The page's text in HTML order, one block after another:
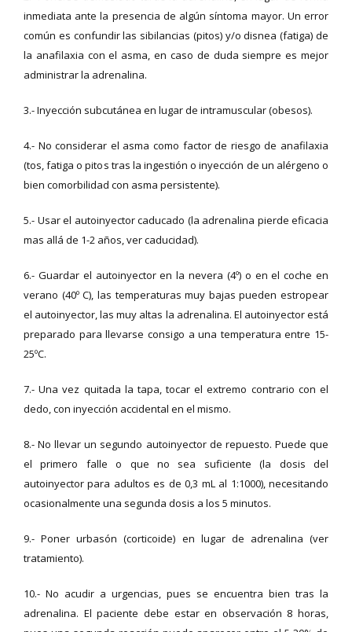
inmediata ante la presencia de algún síntoma mayor. Un error
común es confundir las sibilancias (pitos) y/o disnea (fatiga) de
la anafilaxia con el asma, en caso de duda siempre es mejor
administrar la adrenalina.
3.- Inyección subcutánea en lugar de intramuscular (obesos).
4.- No considerar el asma como factor de riesgo de anafilaxia
(tos, fatiga o pitos tras la ingestión o inyección de un alérgeno o
bien comorbilidad con asma persistente).
5.- Usar el autoinyector caducado (la adrenalina pierde eficacia
mas allá de 1-2 años, ver caducidad).
6.- Guardar el autoinyector en la nevera (4º) o en el coche en
verano (40º C), las temperaturas muy bajas pueden estropear
el autoinyector, las muy altas la adrenalina. El autoinyector está
preparado para llevarse consigo a una temperatura entre 15-
25ºC.
7.- Una vez quitada la tapa, tocar el extremo contrario con el
dedo, con inyección accidental en el mismo.
8.- No llevar un segundo autoinyector de repuesto. Puede que
el primero falle o que no sea suficiente (la dosis del
autoinyector para adultos es de 0,3 mL al 1:1000), necesitando
ocasionalmente una segunda dosis a los 5 minutos.
9.- Poner urbasón (corticoide) en lugar de adrenalina (ver
tratamiento).
10.- No acudir a urgencias, pues se encuentra bien tras la
adrenalina. El paciente debe estar en observación 8 horas,